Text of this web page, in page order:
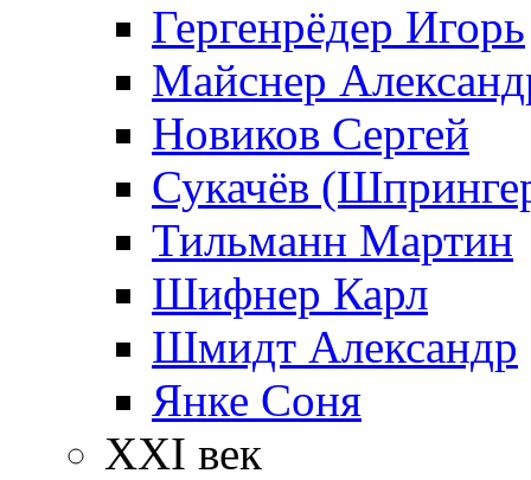
Гергенрёдер Игорь
Майснер
Новиков Сергей
Сукачёв
Тильманн Мартин
Шифнер Карл
Шмидт Александр
Янке Соня
XXI век